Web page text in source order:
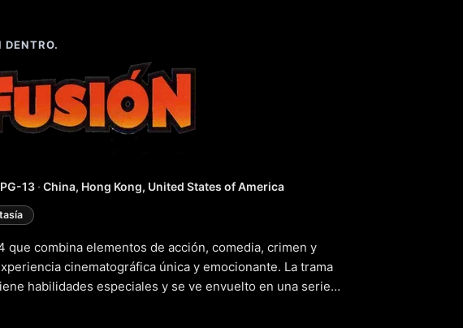
Sion
PG-13 · China, Hong Kong, United States of America
que combina elementos de acción, comedia, crimen y
cinematográfica única y emocionante. La trama
habilidades especiales y se ve envuelto en una serie
estilo visual impresionante y una mezcla de humor y